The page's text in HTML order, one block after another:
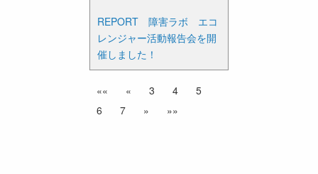
REPORT 障害ラボ エコ
レンジャー活動報告会を開
催しました！
«« « 3 4
5
6
7 » »»